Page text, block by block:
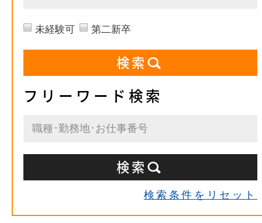
未経験可 第二新卒
フリーワード検索
検索条件をリセット